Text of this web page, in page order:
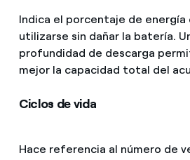
Indica el porcentaje de energía
utilizarse sin dañar la batería.
profundidad de descarga
mejor la capacidad total del
Ciclos de vida
Hace referencia al número de